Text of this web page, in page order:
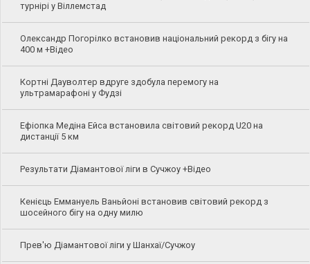
турнірі у Віллемстад
Олександр Погорілко встановив національний рекорд з бігу на
400 м +Відео
Кортні Дауволтер вдруге здобула перемогу на
ультрамарафоні у Фудзі
Ефіопка Медіна Ейса встановила світовий рекорд U20 на
дистанції 5 км
Результати Діамантової ліги в Сучжоу +Відео
Кенієць Еммануель Ваньйоні встановив світовий рекорд з
шосейного бігу на одну милю
Прев'ю Діамантової ліги у Шанхаї/Сучжоу